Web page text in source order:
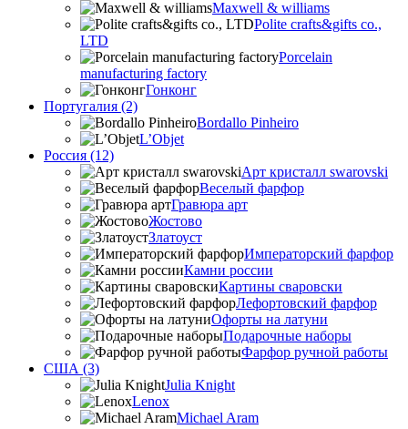
Maxwell & williams
Polite crafts&gifts co.,
LTD
Porcelain
manufacturing factory
Гонконг
Португалия (2)
Bordallo Pinheiro
L’Objet
Россия (12)
Арт кристалл swarovski
Веселый фарфор
Гравюра арт
Жостово
Златоуст
Императорский фарфор
Камни россии
Картины сваровски
Лефортовский фарфор
Офорты на латуни
Подарочные наборы
Фарфор ручной работы
США (3)
Julia Knight
Lenox
Michael Aram